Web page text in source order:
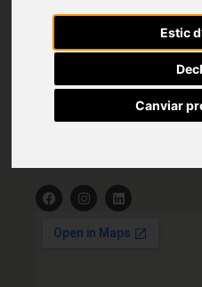
Estic
Canviar
que tengas.
Oficinas
Tel.